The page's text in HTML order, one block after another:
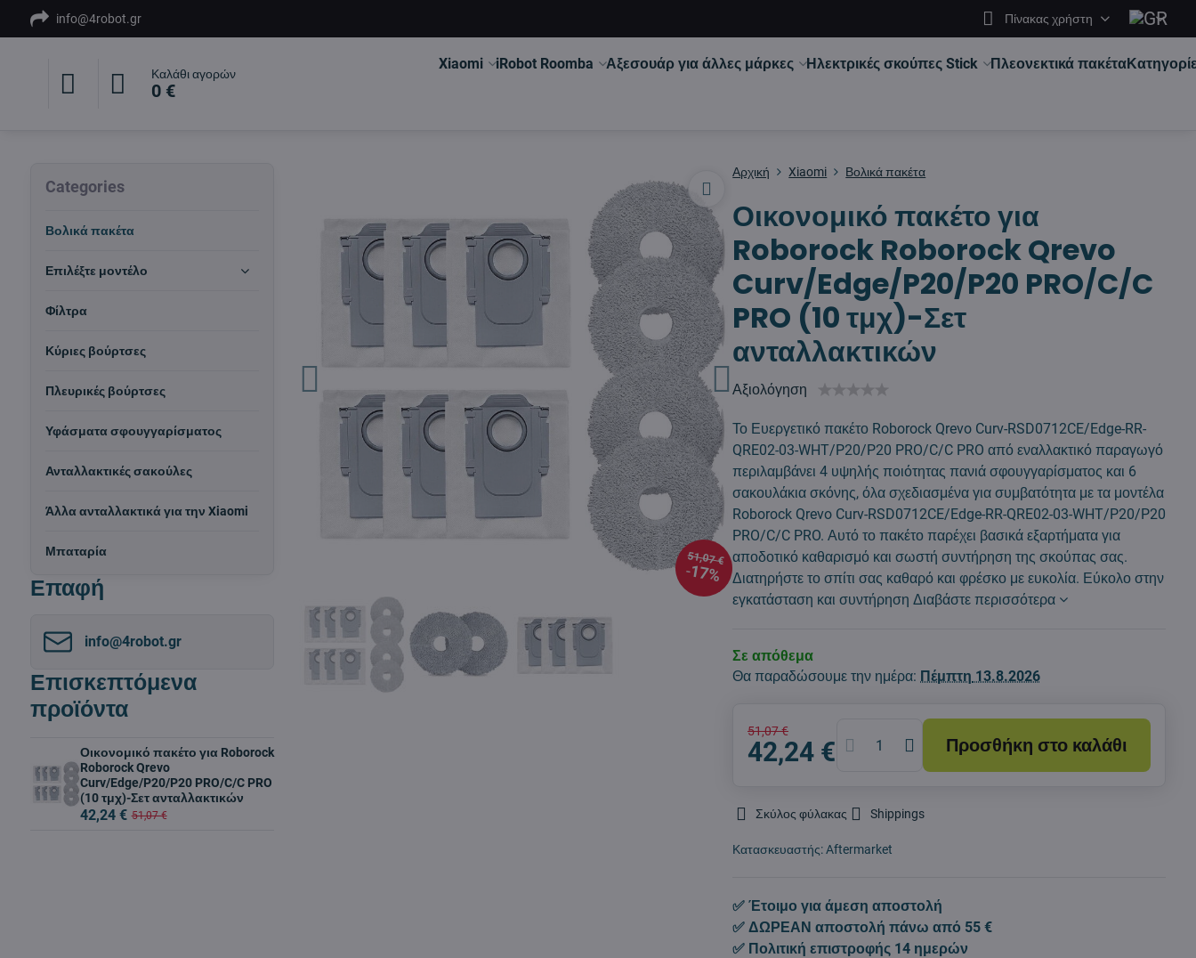
info@4robot.gr Πίνακας χρήστη
Καλάθι αγορών
0 €
Xiaomi iRobot Roomba Αξεσουάρ για άλλες μάρκες Ηλεκτρικές σκούπες Stick Πλεονεκτικά πακέτα
51,07 €
17%
Αρχική Xiaomi Βολικά πακέτα
Οικονομικό πακέτο για
Roborock Roborock Qrevo
Curv/Edge/P20/P20 PRO/C/C
PRO (10 τμχ)-Σετ
ανταλλακτικών
Αξιολόγηση
Το Ευεργετικό πακέτο Roborock Qrevo Curv-RSD0712CE/Edge-RR-
QRE02-03-WHT/P20/P20 PRO/C/C PRO από εναλλακτικό παραγωγό
περιλαμβάνει 4 υψηλής ποιότητας πανιά σφουγγαρίσματος και 6
σακουλάκια σκόνης, όλα σχεδιασμένα για συμβατότητα με τα μοντέλα
Roborock Qrevo Curv-RSD0712CE/Edge-RR-QRE02-03-WHT/P20/P20
PRO/C/C PRO. Αυτό το πακέτο παρέχει βασικά εξαρτήματα για
αποδοτικό καθαρισμό και σωστή συντήρηση της σκούπας σας.
Διατηρήστε το σπίτι σας καθαρό και φρέσκο με ευκολία. Εύκολο στην
εγκατάσταση και συντήρησηΔιαβάστε περισσότερα
Σε απόθεμα
Θα παραδώσουμε την ημέρα: Πέμπτη 13.8.2026
51,07 €
42,24 € Προσθήκη στο καλάθι
Σκύλος φύλακας Shippings
Κατασκευαστής:Aftermarket
✅ Έτοιμο για άμεση αποστολή
✅ ΔΩΡΕΑΝ αποστολή πάνω από 55 €
✅ Πολιτική επιστροφής 14 ημερών
Categories
Βολικά πακέτα
Επιλέξτε μοντέλο
Φίλτρα
Κύριες βούρτσες
Πλευρικές βούρτσες
Υφάσματα σφουγγαρίσματος
Ανταλλακτικές σακούλες
Άλλα ανταλλακτικά για την Xiaomi
Μπαταρία
Επαφή
info​@4robot​.gr
Επισκεπτόμενα
προϊόντα
Οικονομικό πακέτο για Roborock
Roborock Qrevo
Curv/Edge/P20/P20 PRO/C/C PRO
(10 τμχ)-Σετ ανταλλακτικών
42,24 € 51,07 €